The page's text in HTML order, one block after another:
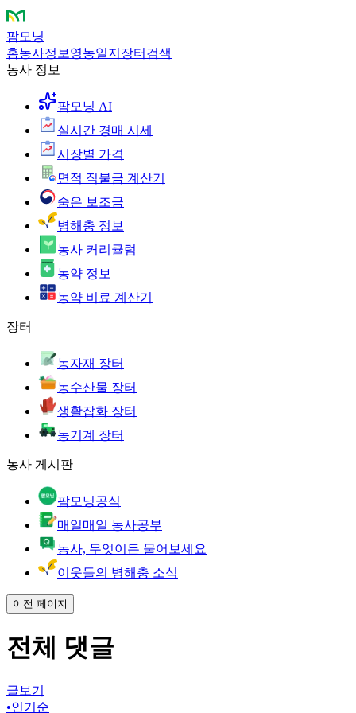
팜모닝
홈농사정보 영농일지 장터 검색
농사 정보
팜모닝 AI
실시간 경매 시세
시장별 가격
면적 직불금 계산기
숨은 보조금
병해충 정보
농사 커리큘럼
농약 정보
농약 비료 계산기
장터
농자재 장터
농수산물 장터
생활잡화 장터
농기계 장터
농사 게시판
팜모닝공식
매일매일 농사공부
농사, 무엇이든 물어보세요
이웃들의 병해충 소식
이전 페이지
전체 댓글
글보기
•인기순